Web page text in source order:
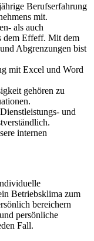
Berufserfahrung
mit.
als auch
dem Effeff. Mit dem
Abgrenzungen bist
mit Excel und Word
gehören zu
und
internen
Betriebsklima zum
bereichern
persönliche
Fall.